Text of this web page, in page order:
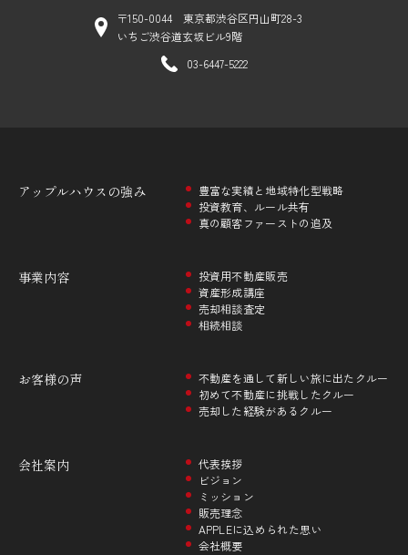
〒150-0044 東京都渋谷区円山町28-3
いちご渋谷道玄坂ビル9階
03-6447-5222
アップルハウスの強み
豊富な実績と地域特化型戦略
投資教育、ルール共有
真の顧客ファーストの追及
事業内容
投資用不動産販売
資産形成講座
売却相談査定
相続相談
お客様の声
不動産を通して新しい旅に出たクルー
初めて不動産に挑戦したクルー
売却した経験があるクルー
会社案内
代表挨拶
ビジョン
ミッション
販売理念
APPLEに込められた思い
会社概要